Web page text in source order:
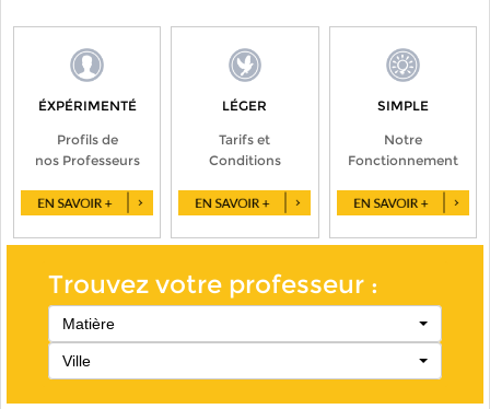
ÉXPÉRIMENTÉ
Profils de
nos Professeurs
LÉGER
Tarifs et
Conditions
SIMPLE
Notre
Fonctionnement
Trouvez votre professeur :
Matière
Ville